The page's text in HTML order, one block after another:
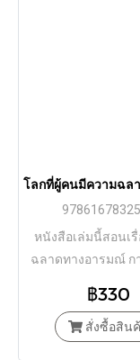
โลกที่ผู้คนมีความฉล
หนังสือเล่มนี้สอนเ
ฉลาดทางอารมณ์
กลายเป็น “นักวิทยาศ
อารมณ์” ในการใ
฿330
สั่งซื้อสิน